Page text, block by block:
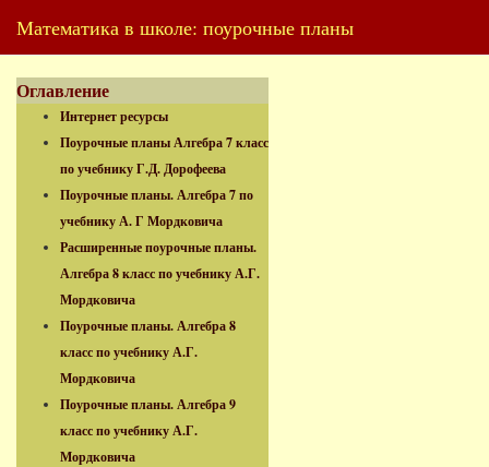
Математика в школе: поурочные планы
Оглавление
Интернет ресурсы
Поурочные планы Алгебра 7 класс
по учебнику Г.Д. Дорофеева
Поурочные планы. Алгебра 7 по
учебнику А. Г Мордковича
Расширенные поурочные планы.
Алгебра 8 класс по учебнику А.Г.
Мордковича
Поурочные планы. Алгебра 8
класс по учебнику А.Г.
Мордковича
Поурочные планы. Алгебра 9
класс по учебнику А.Г.
Мордковича